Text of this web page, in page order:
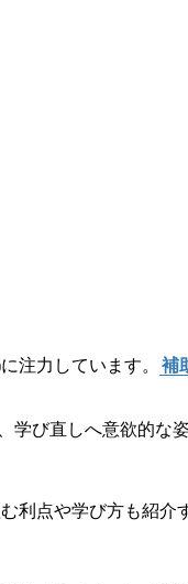
注力しています。 補
学び直しへ意欲的な
利点や学び方も紹介